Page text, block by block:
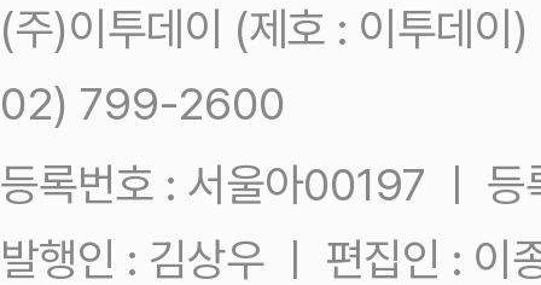
(주)이투데이 (제호 : 이투데
02) 799-2600
등록번호 : 서울아00197 ㅣ
발행인 : 김상우 ㅣ 편집인 : 이